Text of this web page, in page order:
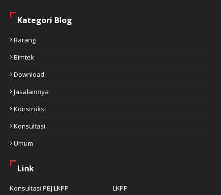
Kategori Blog
Barang
Bimtek
Download
Jasalainnya
Konstruksi
Konsultasi
Umum
Link
Konsultasi PBJ LKPP
LKPP